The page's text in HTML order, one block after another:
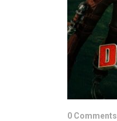
0 Comments